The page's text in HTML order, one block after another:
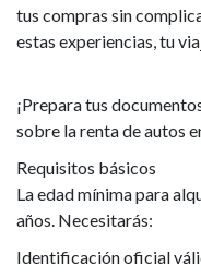
tus compras sin
estas experiencias, tu
¡Prepara tus
sobre la renta de autos
Requisitos básicos
La edad mínima para
años. Necesitarás:
Identificación oficial